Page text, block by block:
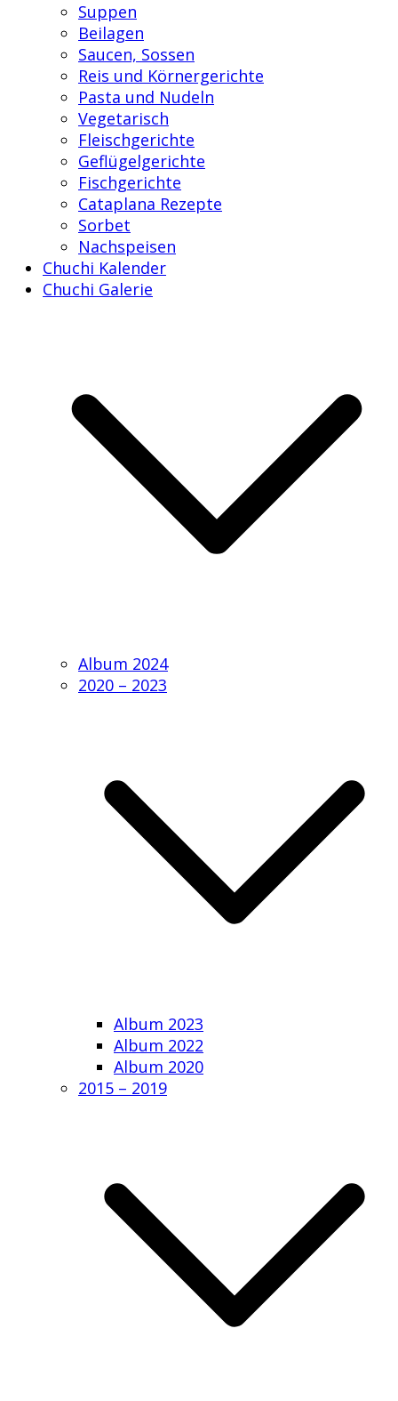
Suppen
Beilagen
Saucen, Sossen
Reis und Körnergerichte
Pasta und Nudeln
Vegetarisch
Fleischgerichte
Geflügelgerichte
Fischgerichte
Cataplana Rezepte
Sorbet
Nachspeisen
Chuchi Kalender
Chuchi Galerie
Album 2024
2020 – 2023
Album 2023
Album 2022
Album 2020
2015 – 2019